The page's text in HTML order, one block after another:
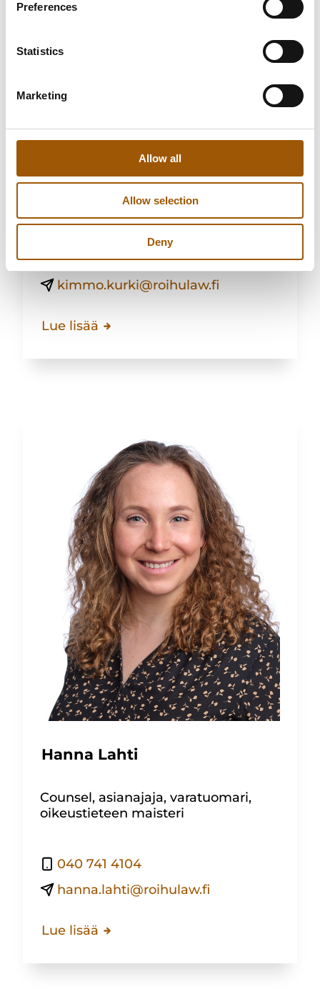
Preferences
Statistics
Marketing
Allow all
Allow selection
Deny
Kimmo Kurki
Senior Counsel, varatuomari
040 631 7611
kimmo.kurki@roihulaw.fi
Lue lisää
Hanna Lahti
Counsel, asianajaja, varatuomari,
oikeustieteen maisteri
040 741 4104
hanna.lahti@roihulaw.fi
Lue lisää